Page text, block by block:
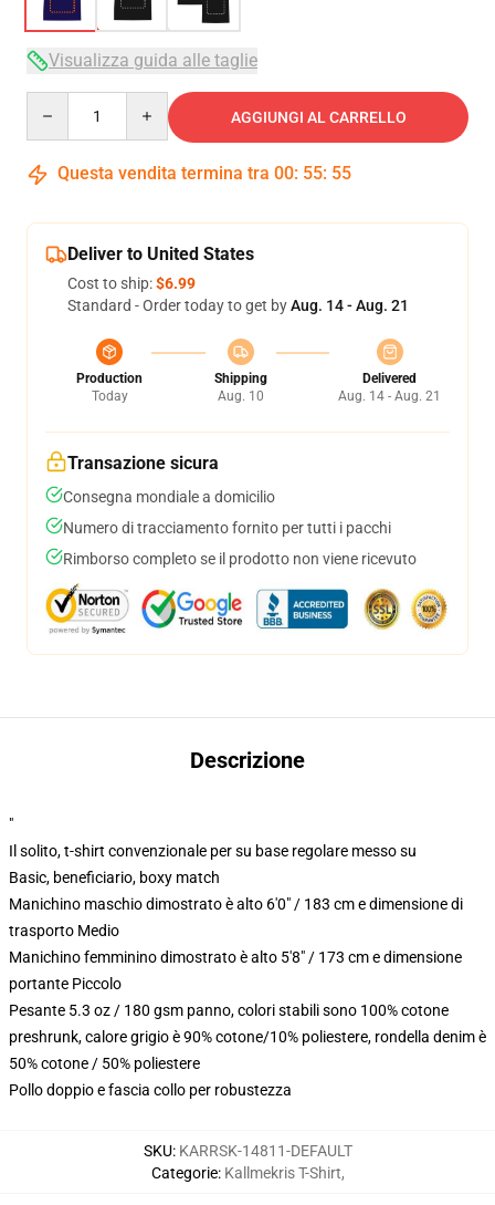
Visualizza guida alle taglie
AGGIUNGI AL CARRELLO
Questa vendita termina tra 00: 55: 54
Deliver to United States
Cost to ship:$6.99
Standard - Order today to get byAug. 14 - Aug. 21
Production
Today
Shipping
Aug. 10
Delivered
Aug. 14 - Aug. 21
Transazione sicura
Consegna mondiale a domicilio
Numero di tracciamento fornito per tutti i pacchi
Rimborso completo se il prodotto non viene ricevuto
Descrizione
"
Il solito, t-shirt convenzionale per su base regolare messo su
Basic, beneficiario, boxy match
Manichino maschio dimostrato è alto 6'0" / 183 cm e dimensione di
trasporto Medio
Manichino femminino dimostrato è alto 5'8" / 173 cm e dimensione
portante Piccolo
Pesante 5.3 oz / 180 gsm panno, colori stabili sono 100% cotone
preshrunk, calore grigio è 90% cotone/10% poliestere, rondella denim è
50% cotone / 50% poliestere
Pollo doppio e fascia collo per robustezza
SKU: KARRSK-14811-DEFAULT
Categorie: Kallmekris T-Shirt,